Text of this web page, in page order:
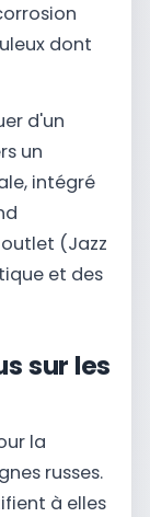
dont
d'un
un
intégré
(Jazz
et des
sur les
la
russes.
à elles